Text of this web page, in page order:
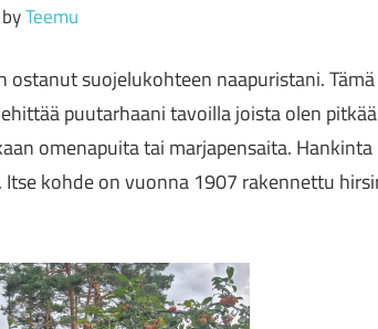
Teemu
ostanut suojelukohteen naapuristani.
puutarhaani tavoilla joista olen
omenapuita tai marjapensaita.
Itse kohde on vuonna 1907 rakennettu